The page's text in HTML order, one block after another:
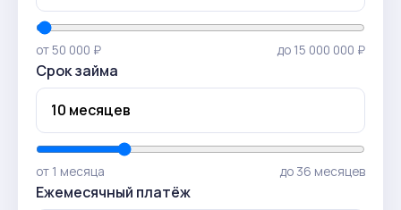
от 50 000 ₽ до 15 000 000 ₽
Срок займа
от 1 месяца до 36 месяцев
Ежемесячный платёж